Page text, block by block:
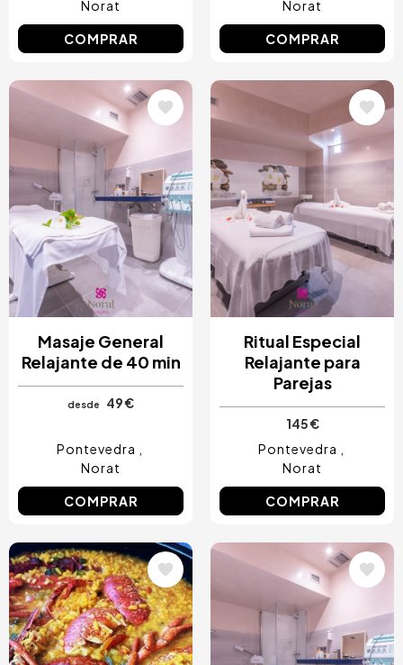
Norat
COMPRAR
Norat
COMPRAR
Image
Masaje General
Relajante de 40 min
desde 49 €
Pontevedra
Norat
COMPRAR
Image
Ritual Especial
Relajante para
Parejas
145 €
Pontevedra
Norat
COMPRAR
Image Image